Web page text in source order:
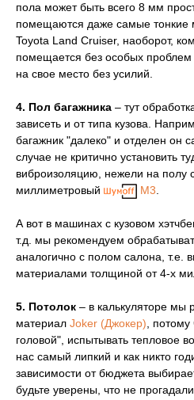
пола может быть всего 8 мм
помещаются даже самые тонкие
Toyota Land Cruiser, наоборот,
помещается без особых проблем
на свое место без усилий.
4. Пол багажника – тут
зависеть и от типа кузова.
багажник "далеко" и отделен он
случае не критично установить
виброизоляцию, нежели на полу
миллиметровый
М3
А вот в машинах с кузовом
т.д. мы рекомендуем
аналогично с полом салона,
материалами толщиной от 4-х
5. Потолок – в калькуляторе мы
материал Joker (Джокер) ,
головой", испытывать тепловое
нас самый липкий и как никто
зависимости от бюджета
будьте уверены, что не прогадали.